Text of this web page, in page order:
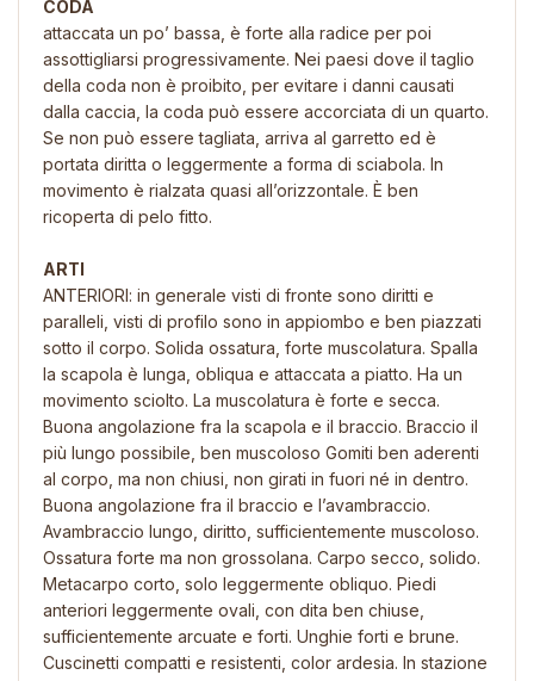
CODA
attaccata un po’ bassa, è forte alla radice per poi
assottigliarsi progressivamente. Nei paesi dove il taglio
della coda non è proibito, per evitare i danni causati
dalla caccia, la coda può essere accorciata di un quarto.
Se non può essere tagliata, arriva al garretto ed è
portata diritta o leggermente a forma di sciabola. In
movimento è rialzata quasi all’orizzontale. È ben
ricoperta di pelo fitto.
ARTI
ANTERIORI: in generale visti di fronte sono diritti e
paralleli, visti di profilo sono in appiombo e ben piazzati
sotto il corpo. Solida ossatura, forte muscolatura. Spalla
la scapola è lunga, obliqua e attaccata a piatto. Ha un
movimento sciolto. La muscolatura è forte e secca.
Buona angolazione fra la scapola e il braccio. Braccio il
più lungo possibile, ben muscoloso Gomiti ben aderenti
al corpo, ma non chiusi, non girati in fuori né in dentro.
Buona angolazione fra il braccio e l’avambraccio.
Avambraccio lungo, diritto, sufficientemente muscoloso.
Ossatura forte ma non grossolana. Carpo secco, solido.
Metacarpo corto, solo leggermente obliquo. Piedi
anteriori leggermente ovali, con dita ben chiuse,
sufficientemente arcuate e forti. Unghie forti e brune.
Cuscinetti compatti e resistenti, color ardesia. In stazione